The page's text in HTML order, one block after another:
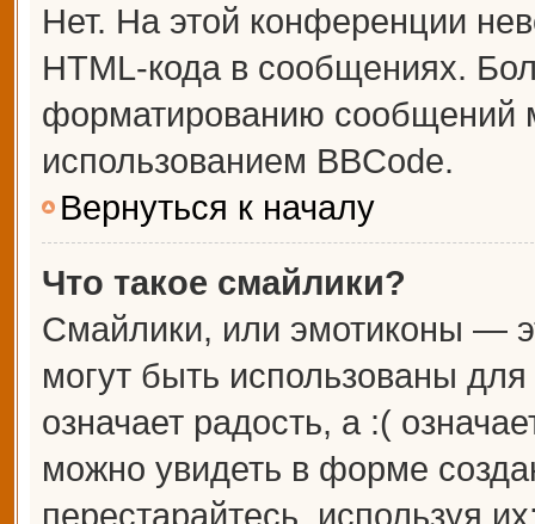
Нет. На этой конференции
HTML-кода в сообщениях.
форматированию сообщений
использованием BBCode.
Вернуться к началу
Что такое смайлики?
Смайлики, или эмотиконы —
могут быть использованы
означает радость, а :(
можно увидеть в форме
перестарайтесь, используя